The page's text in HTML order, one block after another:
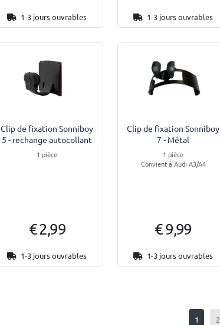
1-3 jours ouvrables 1-3 jours ouvrables
Clip de fixation Sonniboy
5 - rechange autocollant
1 pièce
€ 2,99
1-3 jours ouvrables
Clip de fixation Sonniboy
7 - Métal
1 pièce
Convient à Audi A3/A4
€ 9,99
1-3 jours ouvrables
1 2